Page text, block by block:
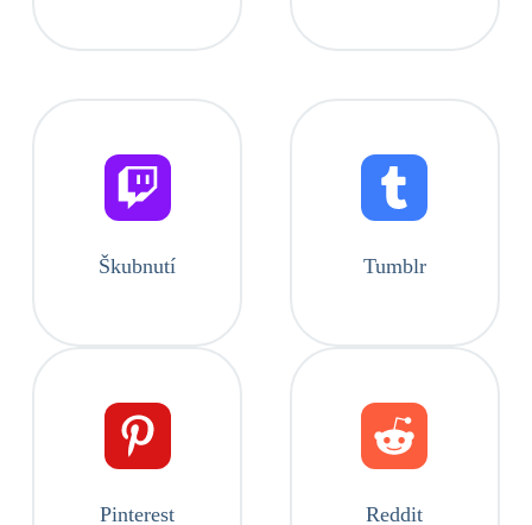
Škubnutí Tumblr
Pinterest Reddit